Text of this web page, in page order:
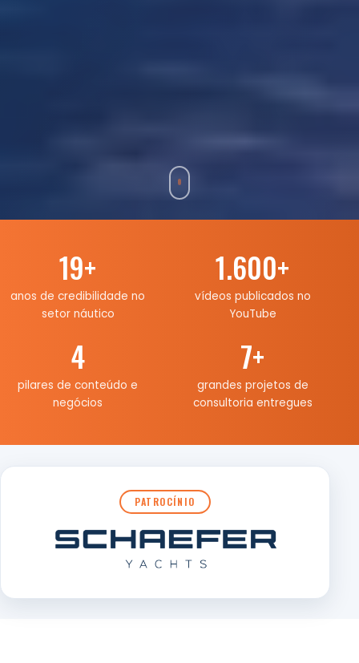
19+
anos de credibilidade no
setor náutico
1.600+
vídeos publicados no
YouTube
4
pilares de conteúdo e
negócios
7+
grandes projetos de
consultoria entregues
PATROCÍNIO